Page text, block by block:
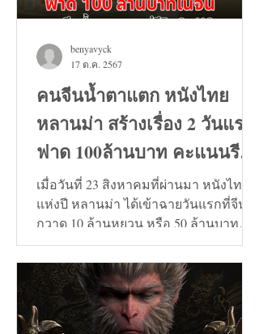
คนจีนน้ำตาแตก หนังไทย
หลานม่า สร้างเรื่อง 2 วันแรก
ฟาด 100ล้านบาท คะแนนรีวิว
9+
เมื่อวันที่ 23 สิงหาคมที่ผ่านมา หนังไทย
แห่งปี หลานม่า ได้เข้าฉายวันแรกที่จีน
กวาด 10 ล้านหยวน หรือ 50 ล้านบาท
และวันที่ 24 สิงหาคมทะลุ...
benyavyck
17 ต.ค. 2567